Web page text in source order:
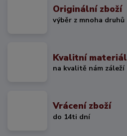
Originální zboží
výběr z mnoha druhů
Kvalitní materiál
na kvalitě nám záleží
Vrácení zboží
do 14ti dní